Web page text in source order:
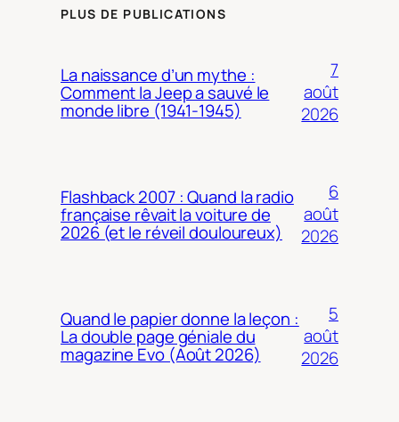
PLUS DE PUBLICATIONS
La naissance d’un mythe :
Comment la Jeep a sauvé le
monde libre (1941-1945)
7
août
2026
Flashback 2007 : Quand la radio
française rêvait la voiture de
2026 (et le réveil douloureux)
6
août
2026
Quand le papier donne la leçon :
La double page géniale du
magazine Evo (Août 2026)
5
août
2026